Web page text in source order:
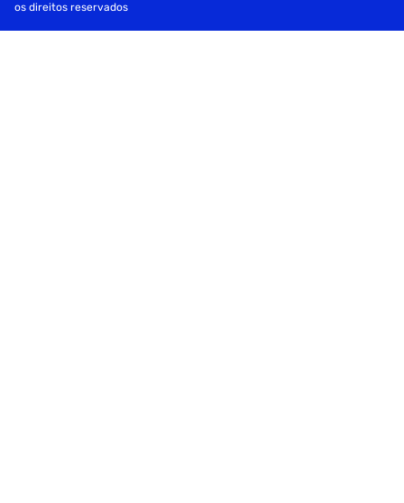
os direitos reservados